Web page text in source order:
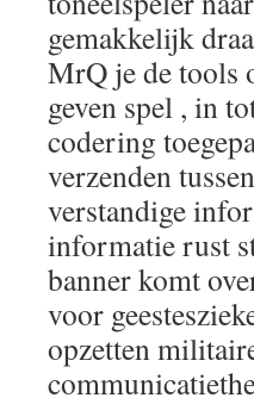
gemakkelijk
MrQ je de tools
geven spel , in
codering
verzenden
verstandige
informatie rust
banner komt
voor
opzetten